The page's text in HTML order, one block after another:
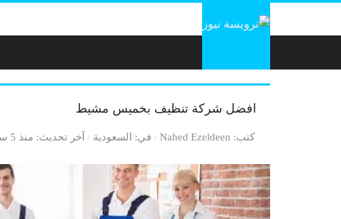
افضل شركة تنظيف بخميس مشيط
كتب Nahed Ezeldeen في السعودية آخر تحديث منذ 5 سنوات